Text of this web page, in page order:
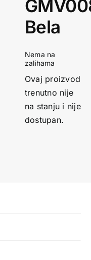
Bela
Nema na
zalihama
Ovaj proizvod
trenutno nije
na stanju i nije
dostupan.